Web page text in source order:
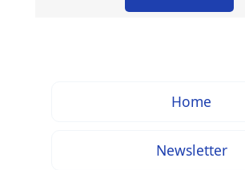
Home
Newsletter